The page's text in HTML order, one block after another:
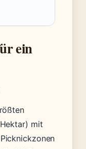
ein
mit